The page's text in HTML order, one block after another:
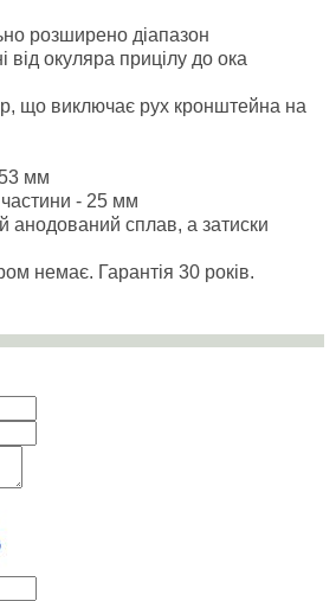
розширено діапазон
від окуляра прицілу до ока
що виключає рух кронштейна на
мм
- 25 мм
анодований сплав, а затиски
немає. Гарантія 30 років.